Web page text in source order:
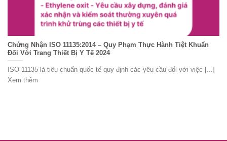
Chứng Nhận ISO 11135:2014 – Quy Phạm Thực Hành Tiệt Khuẩn
Đối Với Trang Thiết Bị Y Tế 2024
ISO 11135 là tiêu chuẩn quốc tế quy định các yêu cầu đối với việc [...]
Xem thêm